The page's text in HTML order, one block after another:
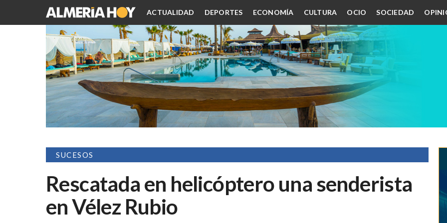
ACTUALIDAD DEPORTES ECONOMÍA CULTURA OCIO SOCIEDAD
SUCESOS
Rescatada en helicóptero una senderista
en Vélez Rubio